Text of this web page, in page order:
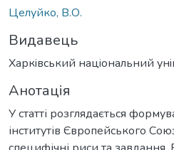
Целуйко, В.О.
Видавець
Харкiвський нацiональний
Анотація
У статті розглядається
інститутів Європейського